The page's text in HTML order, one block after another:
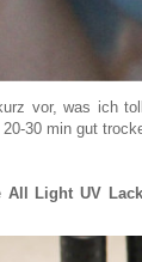
vor, was ich
30 min gut
All Light UV